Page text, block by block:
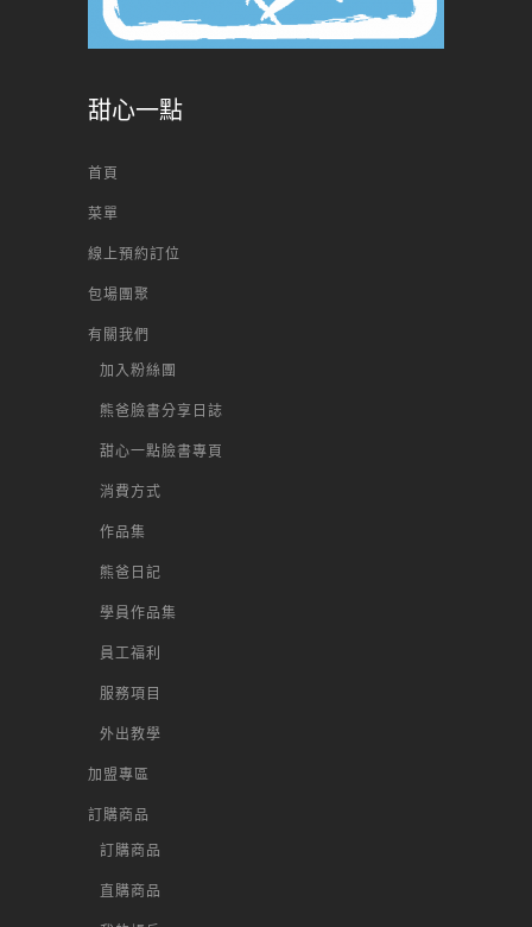
甜心一點
首頁
菜單
線上預約訂位
包場團聚
有關我們
加入粉絲團
熊爸臉書分享日誌
甜心一點臉書專頁
消費方式
作品集
熊爸日記
學員作品集
員工福利
服務項目
外出教學
加盟專區
訂購商品
訂購商品
直購商品